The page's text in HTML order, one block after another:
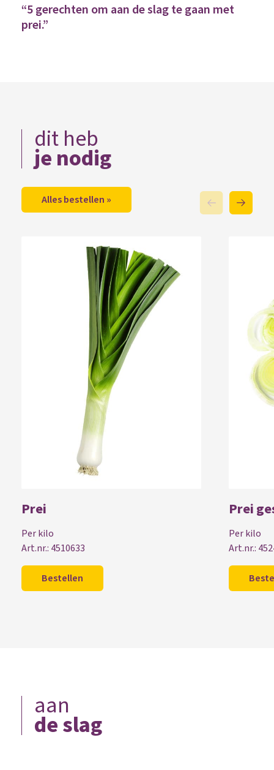
“5 gerechten om aan de slag te gaan met
prei.”
dit heb
je nodig
Alles bestellen »
Prei
Per kilo
Art.nr.: 4510633
Bestellen
Prei
Per kilo
Art.nr.:
aan
de slag